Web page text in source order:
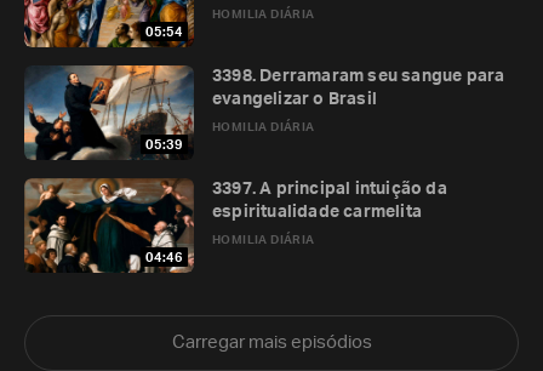
05:54
HOMILIA DIÁRIA
05:39
HOMILIA DIÁRIA
3398. Derramaram seu sangue para
evangelizar o Brasil
04:46
HOMILIA DIÁRIA
3397. A principal intuição da
espiritualidade carmelita
Carregar mais episódios